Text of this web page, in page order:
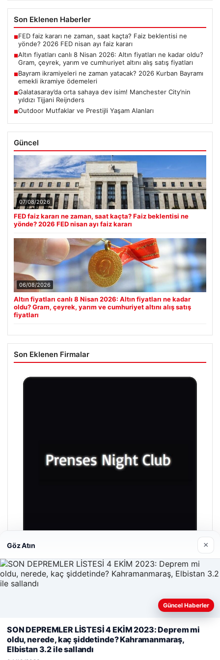
Son Eklenen Haberler
■FED faiz kararı ne zaman, saat kaçta? Faiz beklentisi ne
yönde? 2026 FED nisan ayı faiz kararı
■Altın fiyatları canlı 8 Nisan 2026: Altın fiyatları ne kadar oldu?
Gram, çeyrek, yarım ve cumhuriyet altını alış satış fiyatları
■Bayram ikramiyeleri ne zaman yatacak? 2026 Kurban Bayramı
emekli ikramiye ödemeleri
■Galatasaray’da orta sahaya dev isim! Manchester City’nin
yıldızı Tijjani Reijnders
■Outdoor Mutfaklar ve Prestijli Yaşam Alanları
Güncel
07/08/2026
FED faiz kararı ne zaman, saat kaçta? Faiz beklentisi ne
yönde? 2026 FED nisan ayı faiz kararı
06/08/2026
Altın fiyatları canlı 8 Nisan 2026: Altın fiyatları ne kadar
oldu? Gram, çeyrek, yarım ve cumhuriyet altını alış satış
fiyatları
Son Eklenen Firmalar
Prenses Night Club
29/04/2026
deneyiminizi kişiselleştirmek ve geliştirmek amacıyla çerezler
kullanıyoruz.Çerez Politikamız
Göz Atın ×
Güncel Haberler
SON DEPREMLER LİSTESİ 4 EKİM 2023: Deprem mi
oldu, nerede, kaç şiddetinde? Kahramanmaraş,
Elbistan 3.2 ile sallandı